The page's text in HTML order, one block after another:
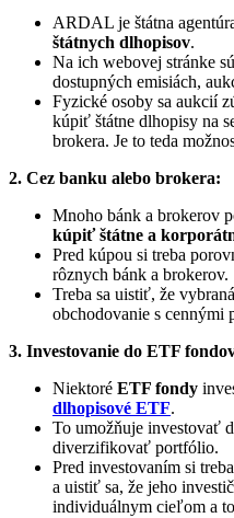
ARDAL je štátna
štátnych dlhopisov.
Na ich webovej stránke
dostupných emisiách,
Fyzické osoby sa aukcií
kúpiť štátne dlhopisy na
brokera. Je to teda
2. Cez banku alebo brokera:
Mnoho bánk a brokerov
kúpiť štátne a
Pred kúpou si treba
rôznych bánk a brokerov.
Treba sa uistiť, že
obchodovanie s cennými
3. Investovanie do ETF
Niektoré ETF fondy
dlhopisové ETF.
To umožňuje investovať
diverzifikovať portfólio.
Pred investovaním si
a uistiť sa, že jeho
individuálnym cieľom a